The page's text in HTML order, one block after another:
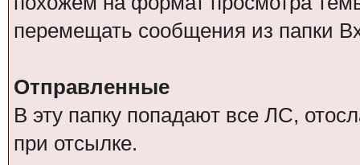
перемещать сообщения из папки
Отправленные
В эту папку попадают все ЛС,
при отсылке.